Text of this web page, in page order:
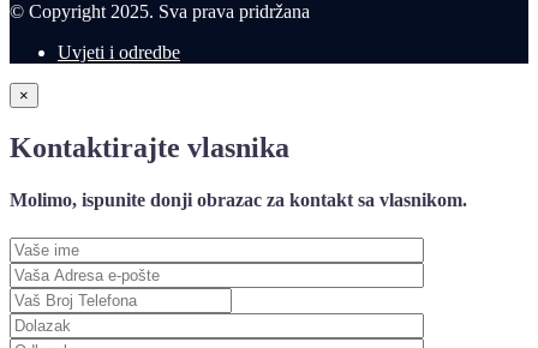
© Copyright 2025. Sva prava pridržana
Uvjeti i odredbe
×
Kontaktirajte vlasnika
Molimo, ispunite donji obrazac za kontakt sa vlasnikom.